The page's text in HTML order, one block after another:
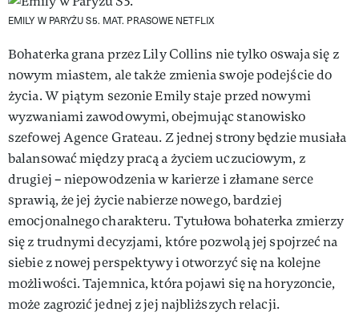
EMILY W PARYŻU S5. MAT. PRASOWE NETFLIX
Bohaterka grana przez Lily Collins nie tylko oswaja się z
nowym miastem, ale także zmienia swoje podejście do
życia. W piątym sezonie Emily staje przed nowymi
wyzwaniami zawodowymi, obejmując stanowisko
szefowej Agence Grateau. Z jednej strony będzie musiała
balansować między pracą a życiem uczuciowym, z
drugiej – niepowodzenia w karierze i złamane serce
sprawią, że jej życie nabierze nowego, bardziej
emocjonalnego charakteru. Tytułowa bohaterka zmierzy
się z trudnymi decyzjami, które pozwolą jej spojrzeć na
siebie z nowej perspektywy i otworzyć się na kolejne
możliwości. Tajemnica, która pojawi się na horyzoncie,
może zagrozić jednej z jej najbliższych relacji.